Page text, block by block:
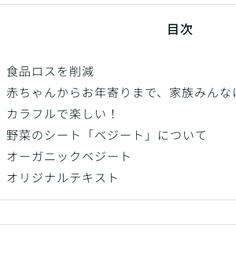
目次
食品ロスを削減
赤ちゃんからお年寄りまで、家族みんな
カラフルで楽しい！
野菜のシート「ベジート」について
オーガニックベジート
オリジナルテキスト